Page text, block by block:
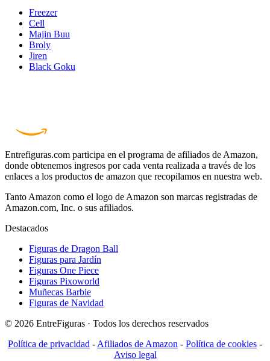
Freezer
Cell
Majin Buu
Broly
Jiren
Black Goku
Entrefiguras.com participa en el programa de afiliados de Amazon,
donde obtenemos ingresos por cada venta realizada a través de los
enlaces a los productos de amazon que recopilamos en nuestra web.
Tanto Amazon como el logo de Amazon son marcas registradas de
Amazon.com, Inc. o sus afiliados.
Destacados
Figuras de Dragon Ball
Figuras para Jardín
Figuras One Piece
Figuras Pixoworld
Muñecas Barbie
Figuras de Navidad
© 2026 EntreFiguras · Todos los derechos reservados
Política de privacidad - Afiliados de Amazon - Política de cookies -
Aviso legal